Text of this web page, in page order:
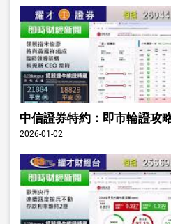
中信證券特約：即市輪證攻
2026-01-02